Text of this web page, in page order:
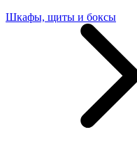
Шкафы, щиты и боксы